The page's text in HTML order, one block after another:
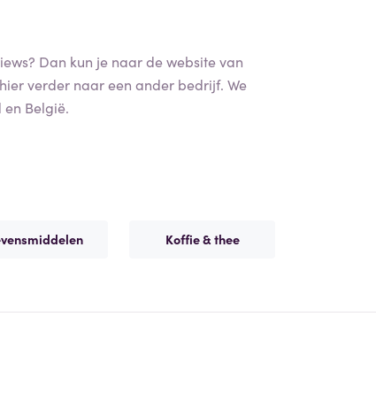
Dan kun je naar de website van
verder naar een ander bedrijf. We
België.
Koffie & thee